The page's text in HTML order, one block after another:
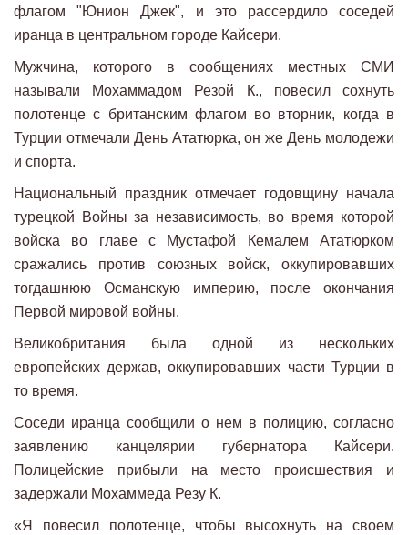
флагом "Юнион Джек", и это рассердило соседей
иранца в центральном городе Кайсери.
Мужчина, которого в сообщениях местных СМИ
называли Мохаммадом Резой К., повесил сохнуть
полотенце с британским флагом во вторник, когда в
Турции отмечали День Ататюрка, он же День молодежи
и спорта.
Национальный праздник отмечает годовщину начала
турецкой Войны за независимость, во время которой
войска во главе с Мустафой Кемалем Ататюрком
сражались против союзных войск, оккупировавших
тогдашнюю Османскую империю, после окончания
Первой мировой войны.
Великобритания была одной из нескольких
европейских держав, оккупировавших части Турции в
то время.
Соседи иранца сообщили о нем в полицию, согласно
заявлению канцелярии губернатора Кайсери.
Полицейские прибыли на место происшествия и
задержали Мохаммеда Резу К.
«Я повесил полотенце, чтобы высохнуть на своем